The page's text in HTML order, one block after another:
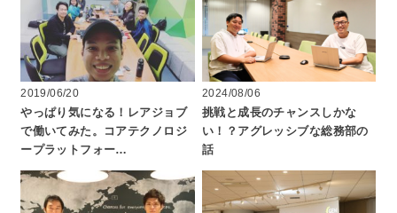
2019/06/20
やっぱり気になる！レアジョブ
で働いてみた。コアテクノロジ
ープラットフォー…
2024/08/06
挑戦と成長のチャンスしかな
い！？アグレッシブな総務部の
話